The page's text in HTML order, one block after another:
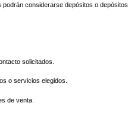
considerarse depósitos o depósitos.
solicitados.
o servicios elegidos.
de venta.